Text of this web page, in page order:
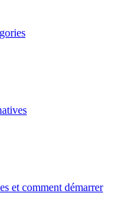
et comment démarrer